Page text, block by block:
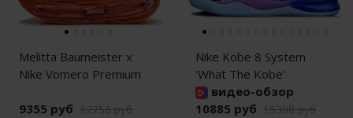
Melitta Baumeister x
Nike Vomero Premium
9355 руб 12756 руб
Nike Kobe 8 System
'What The Kobe'
видео-обзор
10885 руб 15308 руб